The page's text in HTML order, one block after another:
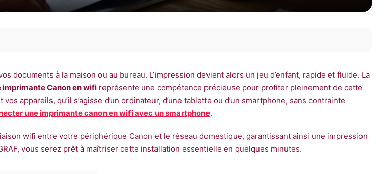
documents à la maison ou au bureau. L’impression devient alors un jeu d’enfant, rapide et fluide. La
Canon en wifi représente une compétence précieuse pour profiter pleinement de cette
appareils, qu’il s’agisse d’un ordinateur, d’une tablette ou d’un smartphone, sans contrainte
une imprimante canon en wifi avec un smartphone.
wifi entre votre périphérique Canon et le réseau domestique, garantissant ainsi une impression
vous serez prêt à maîtriser cette installation essentielle en quelques minutes.